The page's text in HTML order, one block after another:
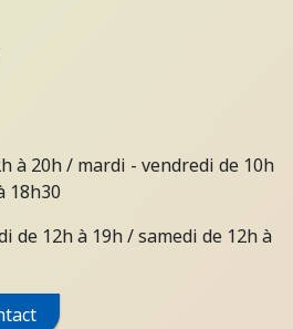
à 20h / mardi - vendredi de 10h
18h30
de 12h à 19h / samedi de 12h à